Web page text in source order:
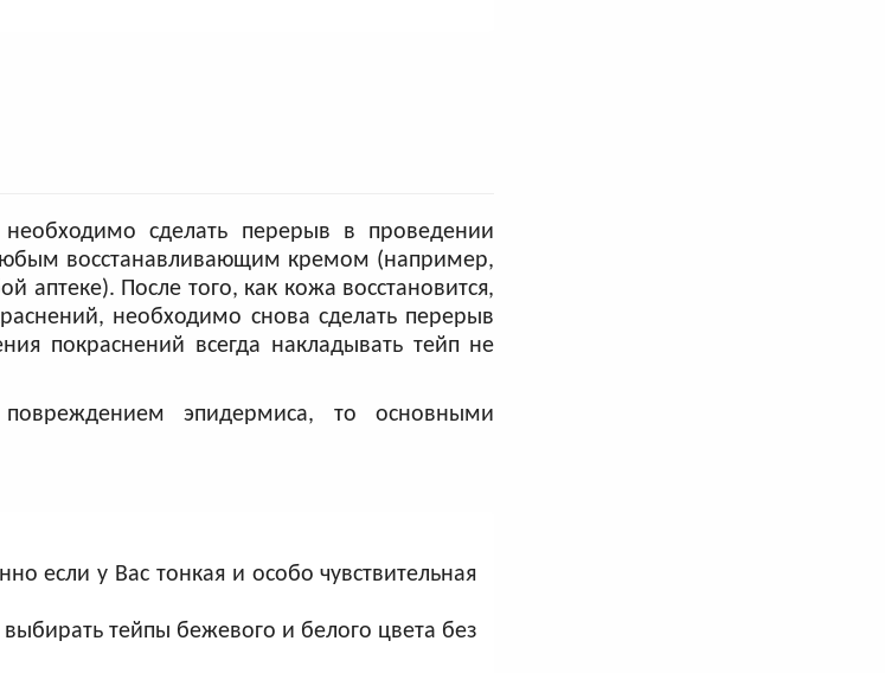
сделать перерыв в проведении
восстанавливающим кремом (например,
После того, как кожа восстановится,
необходимо снова сделать перерыв
покраснений всегда накладывать тейп не
эпидермиса, то основными
если у Вас тонкая и особо чувствительная
тейпы бежевого и белого цвета без